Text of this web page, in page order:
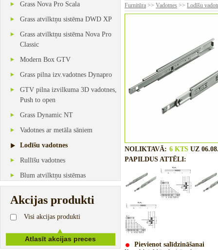
Grass Nova Pro Scala
Grass atvilktņu sistēma DWD XP
Grass atvilktņu sistēma Nova Pro
Classic
Modern Box GTV
Grass pilna izv.vadotnes Dynapro
GTV pilna izvilkuma 3D vadotnes,
Push to open
Grass Dynamic NT
Vadotnes ar metāla sāniem
Lodīšu vadotnes
Rullīšu vadotnes
Blum atvilktņu sistēmas
Akcijas produkti
Visi akcijas produkti
Furnitūra >> Vadotnes >> Lodīšu
NOLIKTAVĀ: 6 KTS UZ
PAPILDUS ATTĒLI:
Pievienot salīdzināšanai